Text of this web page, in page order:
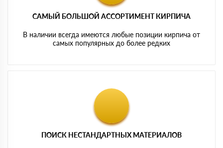
САМЫЙ БОЛЬШОЙ АССОРТИМЕНТ КИРПИЧА
В наличии всегда имеются любые позиции кирпича от
самых популярных до более редких
ПОИСК НЕСТАНДАРТНЫХ МАТЕРИАЛОВ